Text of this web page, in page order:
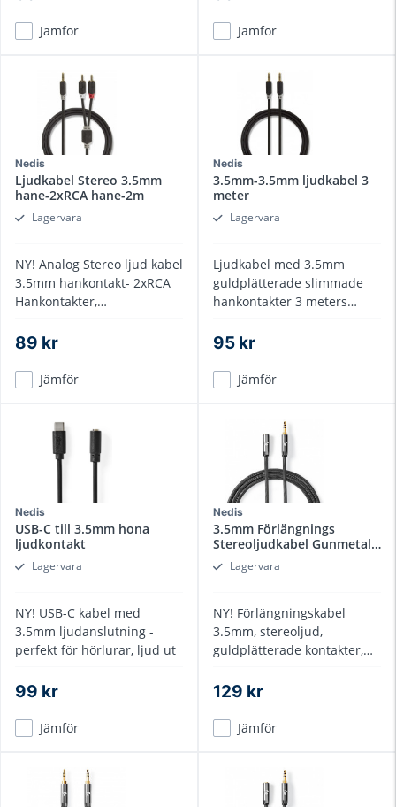
Jämför Jämför
Nedis
Ljudkabel Stereo 3.5mm
hane-2xRCA hane-2m
Lagervara
NY! Analog Stereo ljud kabel
3.5mm hankontakt- 2xRCA
Hankontakter,
89 kr
Jämför
Nedis
3.5mm-3.5mm ljudkabel 3
meter
Lagervara
Ljudkabel med 3.5mm
guldplätterade slimmade
hankontakter 3 meters
95 kr
Jämför
Nedis
USB-C till 3.5mm hona
ljudkontakt
Lagervara
NY! USB-C kabel med
3.5mm ljudanslutning -
perfekt för hörlurar, ljud ut
99 kr
Jämför
Nedis
3.5mm Förlängnings
Stereoljudkabel Gunmetal
2mLagervara
NY! Förlängningskabel
3.5mm, stereoljud,
guldplätterade kontakter,
129 kr
Jämför